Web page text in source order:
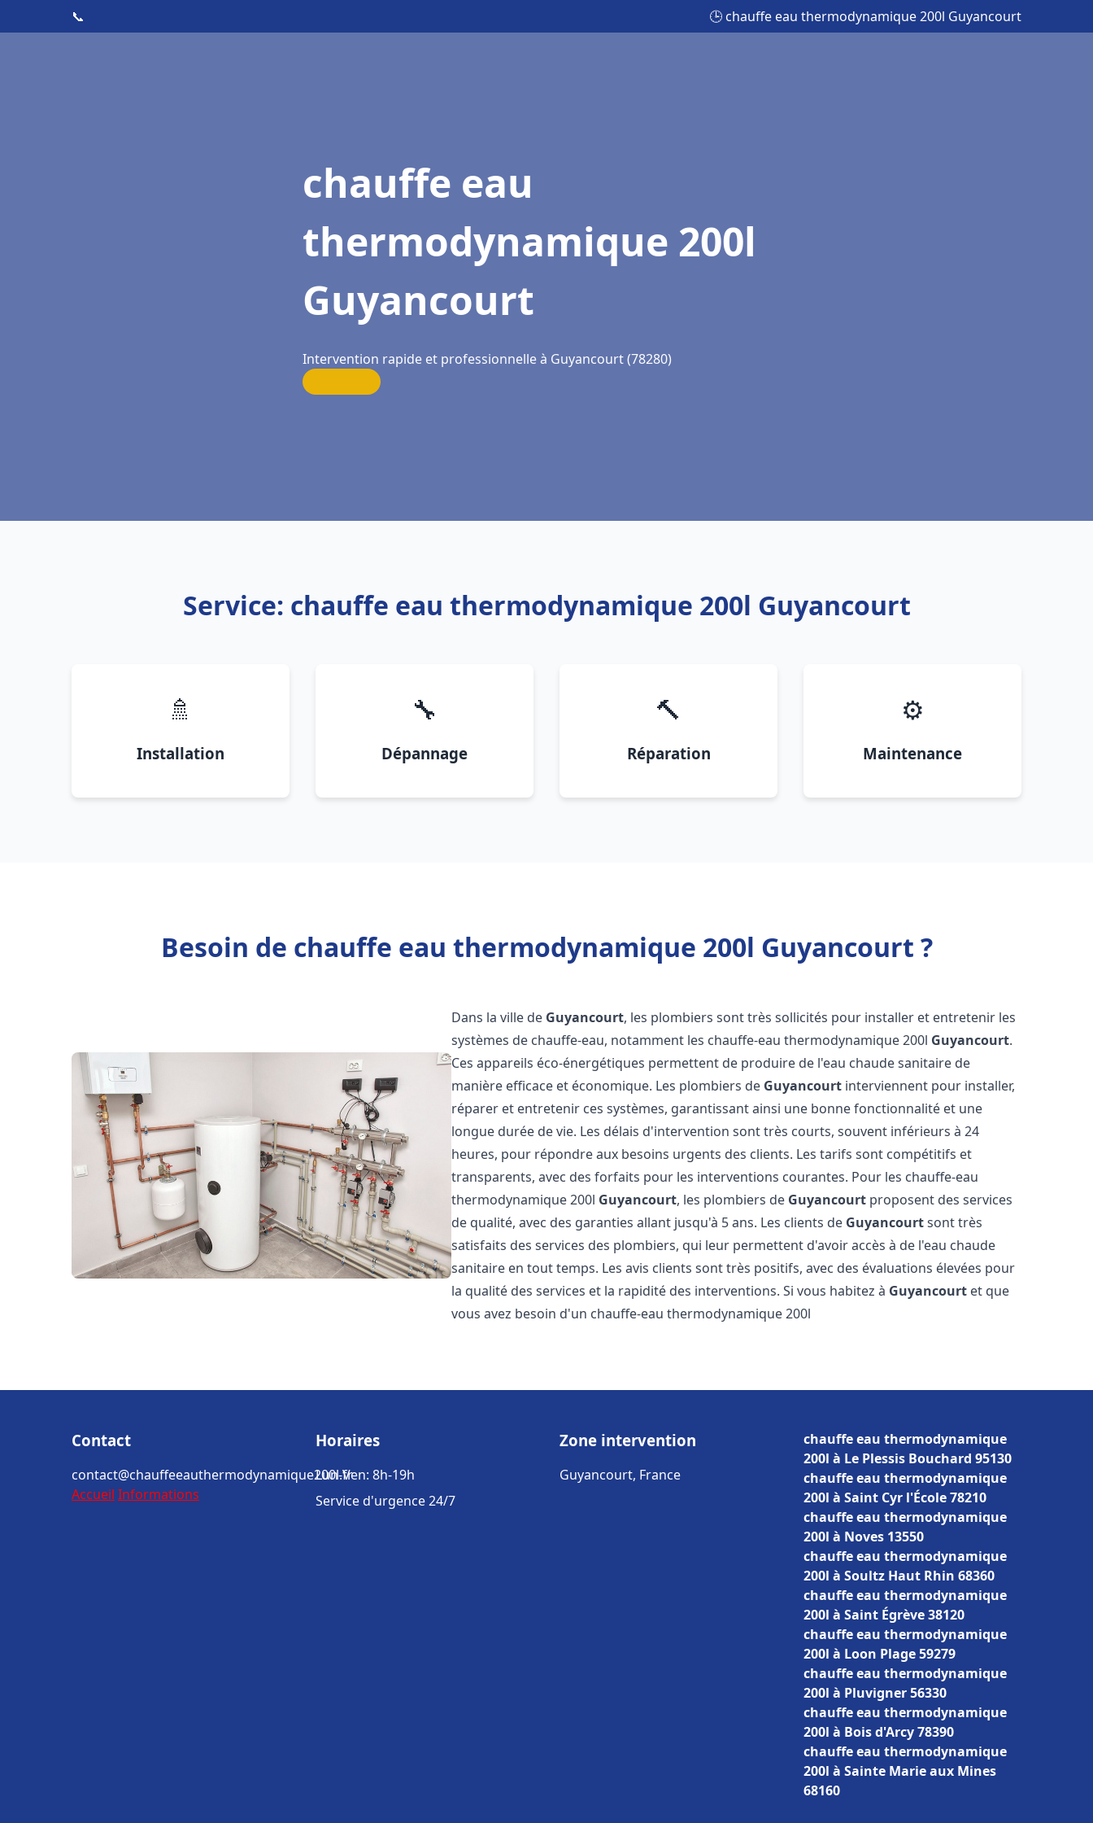
📞 🕒 chauffe eau thermodynamique 200l Guyancourt
chauffe eau
thermodynamique 200l
Guyancourt
Intervention rapide et professionnelle à Guyancourt (78280)
Service: chauffe eau thermodynamique 200l Guyancourt
🚿
Installation
🔧
Dépannage
🔨
Réparation
⚙️
Maintenance
Besoin de chauffe eau thermodynamique 200l Guyancourt ?
Dans la ville de Guyancourt, les plombiers sont très sollicités pour installer et entretenir les
systèmes de chauffe-eau, notamment les chauffe-eau thermodynamique 200l Guyancourt.
Ces appareils éco-énergétiques permettent de produire de l'eau chaude sanitaire de
manière efficace et économique. Les plombiers de Guyancourt interviennent pour installer,
réparer et entretenir ces systèmes, garantissant ainsi une bonne fonctionnalité et une
longue durée de vie. Les délais d'intervention sont très courts, souvent inférieurs à 24
heures, pour répondre aux besoins urgents des clients. Les tarifs sont compétitifs et
transparents, avec des forfaits pour les interventions courantes. Pour les chauffe-eau
thermodynamique 200l Guyancourt, les plombiers de Guyancourt proposent des services
de qualité, avec des garanties allant jusqu'à 5 ans. Les clients de Guyancourtsont très
satisfaits des services des plombiers, qui leur permettent d'avoir accès à de l'eau chaude
sanitaire en tout temps. Les avis clients sont très positifs, avec des évaluations élevées pour
la qualité des services et la rapidité des interventions. Si vous habitez à Guyancourt et que
vous avez besoin d'un chauffe-eau thermodynamique 200l
Contact
contact@chauffeeauthermodynamique200l.fr
Accueil Informations
Horaires
Lun-Ven: 8h-19h
Service d'urgence 24/7
Zone intervention
Guyancourt, France
chauffe eau thermodynamique
200l à Le Plessis Bouchard 95130
chauffe eau thermodynamique
200l à Saint Cyr l'École 78210
chauffe eau thermodynamique
200l à Noves 13550
chauffe eau thermodynamique
200l à Soultz Haut Rhin 68360
chauffe eau thermodynamique
200l à Saint Égrève 38120
chauffe eau thermodynamique
200l à Loon Plage 59279
chauffe eau thermodynamique
200l à Pluvigner 56330
chauffe eau thermodynamique
200l à Bois d'Arcy 78390
chauffe eau thermodynamique
200l à Sainte Marie aux Mines
68160